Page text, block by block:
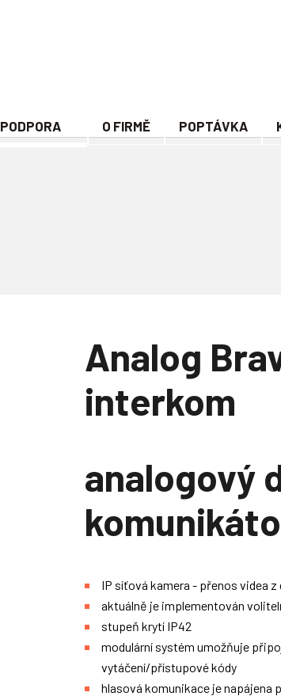
PODPORA O FIRMĚ POPTÁVKA
Analog
interkom
analogový
IP síťová kamera - přenos videa
aktuálně je implementován
stupeň krytí IP42
modulární systém umožňuje
vytáčení/přístupové kódy
hlasová komunikace je napájena